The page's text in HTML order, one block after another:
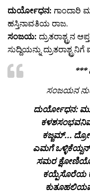
ದುರ್ಯೋಧನ: ಗಾಂದಾರಿ
ಹಸ್ತಿನಾವತಿಯ ರಾಜ.
ಸಂಜಯ: ದ್ರುತರಾಶ್ಟ್ರನ
ಸುದ್ದಿಯನ್ನು
***
ಸಂಜಯನ
ದುರ್ಯೋಧನ:
ಕಜ್ಜಮ್…
ಎಮಗೆ
ಸಮರ